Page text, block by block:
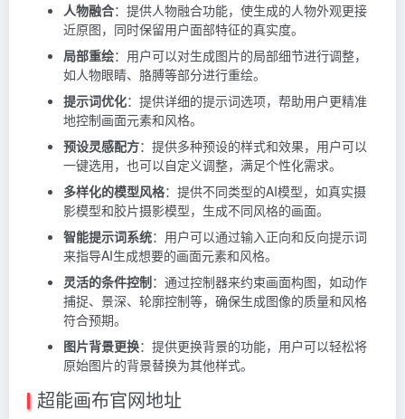
人物融合：提供人物融合功能，使生成的人物外观更接
近原图，同时保留用户面部特征的真实度。
局部重绘：用户可以对生成图片的局部细节进行调整，
如人物眼睛、胳膊等部分进行重绘。
提示词优化：提供详细的提示词选项，帮助用户更精准
地控制画面元素和风格。
预设灵感配方：提供多种预设的样式和效果，用户可以
一键选用，也可以自定义调整，满足个性化需求。
多样化的模型风格：提供不同类型的AI模型，如真实摄
影模型和胶片摄影模型，生成不同风格的画面。
智能提示词系统：用户可以通过输入正向和反向提示词
来指导AI生成想要的画面元素和风格。
灵活的条件控制：通过控制器来约束画面构图，如动作
捕捉、景深、轮廓控制等，确保生成图像的质量和风格
符合预期。
图片背景更换：提供更换背景的功能，用户可以轻松将
原始图片的背景替换为其他样式。
超能画布官网地址